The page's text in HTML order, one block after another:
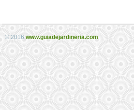
© 2016 www.guiadejardineria.com